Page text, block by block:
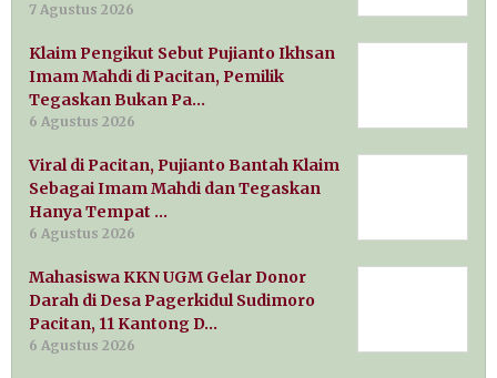
7 Agustus 2026
Klaim Pengikut Sebut Pujianto Ikhsan
Imam Mahdi di Pacitan, Pemilik
Tegaskan Bukan Pa…
6 Agustus 2026
Viral di Pacitan, Pujianto Bantah Klaim
Sebagai Imam Mahdi dan Tegaskan
Hanya Tempat …
6 Agustus 2026
Mahasiswa KKN UGM Gelar Donor
Darah di Desa Pagerkidul Sudimoro
Pacitan, 11 Kantong D…
6 Agustus 2026